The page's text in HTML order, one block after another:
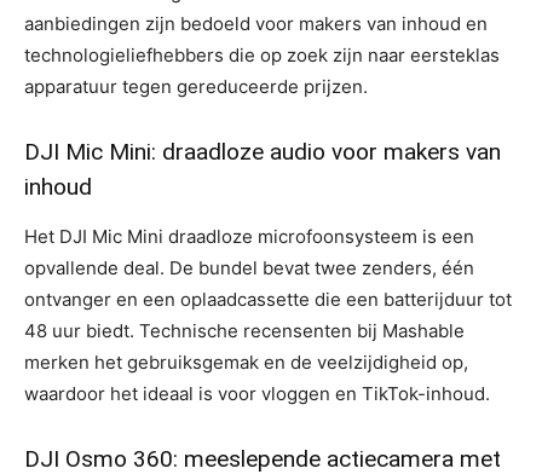
aanbiedingen zijn bedoeld voor makers van inhoud en
technologieliefhebbers die op zoek zijn naar eersteklas
apparatuur tegen gereduceerde prijzen.
DJI Mic Mini: draadloze audio voor makers van
inhoud
Het DJI Mic Mini draadloze microfoonsysteem is een
opvallende deal. De bundel bevat twee zenders, één
ontvanger en een oplaadcassette die een batterijduur tot
48 uur biedt. Technische recensenten bij Mashable
merken het gebruiksgemak en de veelzijdigheid op,
waardoor het ideaal is voor vloggen en TikTok-inhoud.
DJI Osmo 360: meeslepende actiecamera met